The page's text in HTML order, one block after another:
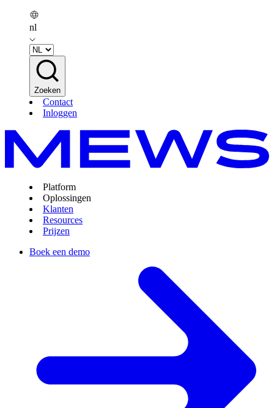
nl
Zoeken
Contact
Inloggen
Platform
Oplossingen
Klanten
Resources
Prijzen
Boek een demo